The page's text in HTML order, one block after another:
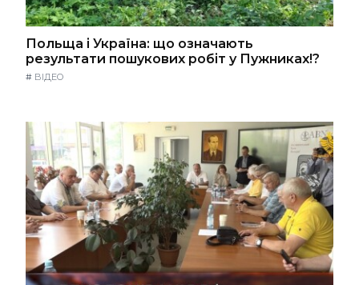
Польща і Україна: що означають
результати пошукових робіт у Пужниках!?
# ВІДЕО